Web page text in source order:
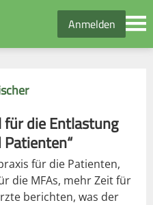
Anmelden
die Entlastung
für die Patienten,
die MFAs, mehr Zeit für
berichten, was der